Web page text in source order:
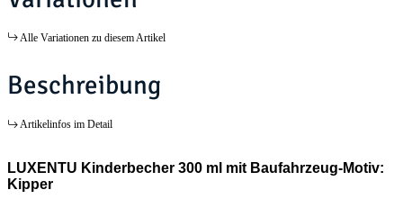
Alle Variationen zu diesem Artikel
Beschreibung
Artikelinfos im Detail
LUXENTU Kinderbecher 300 ml mit Baufahrzeug-Motiv:
Kipper